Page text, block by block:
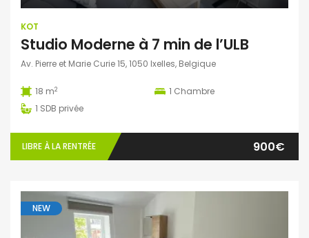
KOT
Studio Moderne à 7 min de l’ULB
Av. Pierre et Marie Curie 15, 1050 Ixelles, Belgique
18 m2 1 Chambre
1 SDB privée
LIBRE À LA RENTRÉE 900€
NEW